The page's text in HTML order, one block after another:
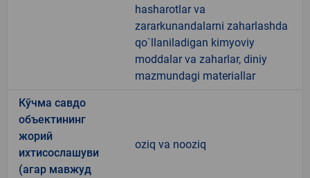
hasharotlar va
zararkunandalarni zaharlashda
qo`llaniladigan kimyoviy
moddalar va zaharlar, diniy
mazmundagi materiallar
Кўчма савдо
объектининг
жорий
ихтисослашуви
(агар мавжуд
oziq va nooziq